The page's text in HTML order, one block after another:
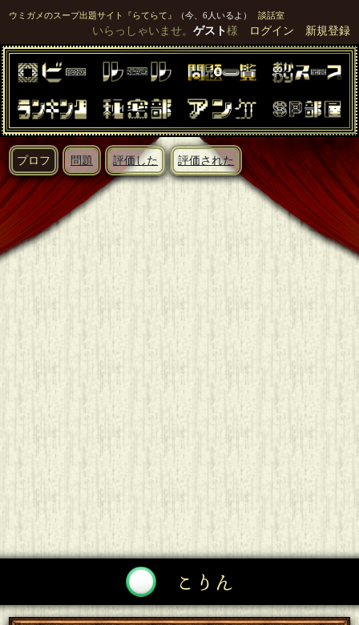
ウミガメのスープ出題サイト『らてらて』 （今、6人いるよ） 談話室
いらっしゃいませ。 ゲスト様 ログイン 新規登録
プロフ 問題 評価した 評価された
こりん